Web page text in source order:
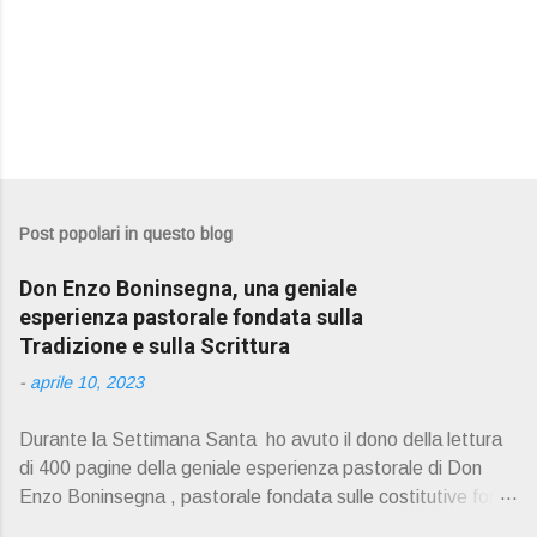
Post popolari in questo blog
Don Enzo Boninsegna, una geniale
esperienza pastorale fondata sulla
Tradizione e sulla Scrittura
- aprile 10, 2023
Durante la Settimana Santa ho avuto il dono della lettura
di 400 pagine della geniale esperienza pastorale di Don
Enzo Boninsegna , pastorale fondata sulle costitutive fon ti